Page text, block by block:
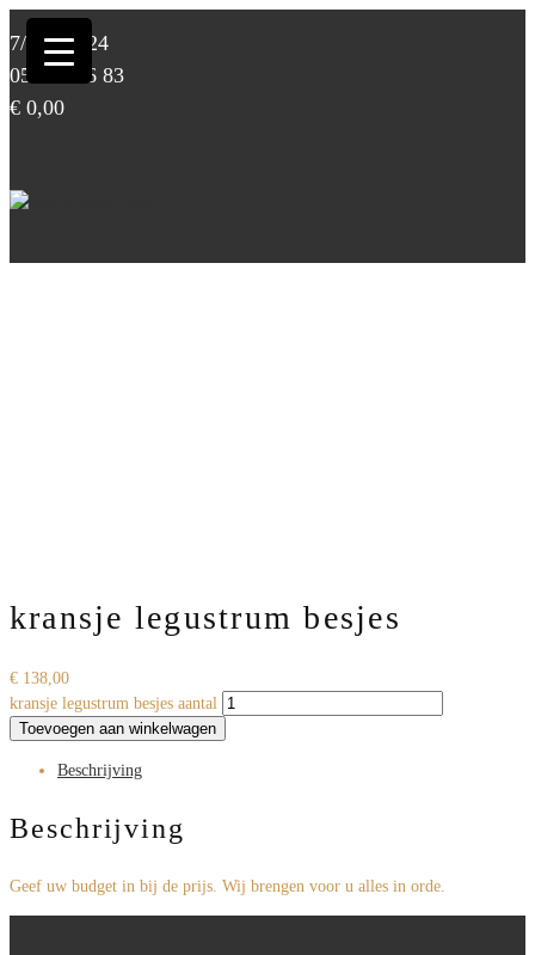
7/7 – 24/24
054/33 36 83
€ 0,00
kransje legustrum besjes
€ 138,00
kransje legustrum besjes aantal
Toevoegen aan winkelwagen
Beschrijving
Beschrijving
Geef uw budget in bij de prijs. Wij brengen voor u alles in orde.